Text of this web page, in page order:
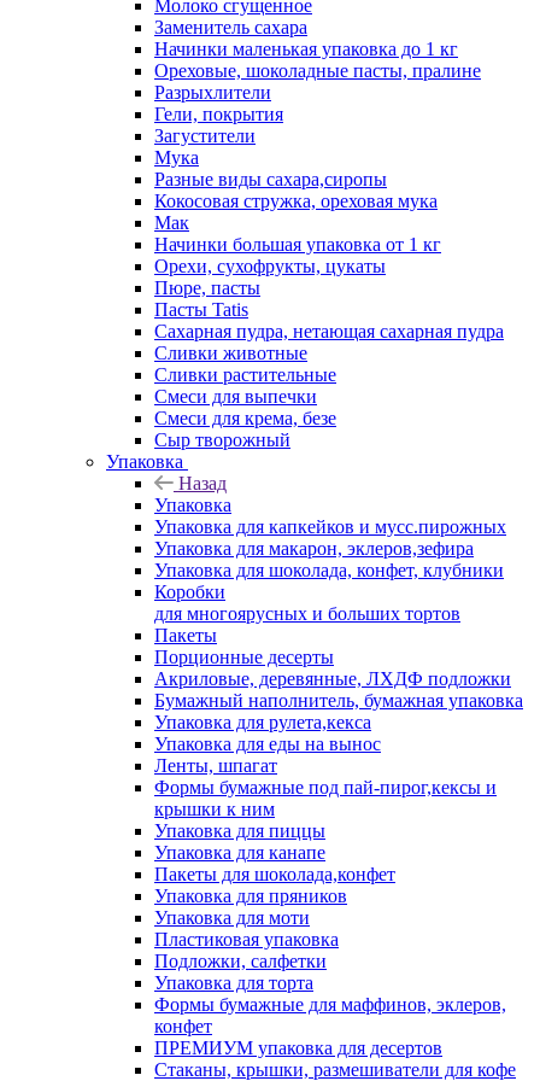
Молоко сгущенное
Заменитель сахара
Начинки маленькая упаковка до 1 кг
Ореховые, шоколадные пасты, пралине
Разрыхлители
Гели, покрытия
Загустители
Мука
Разные виды сахара,сиропы
Кокосовая стружка, ореховая мука
Мак
Начинки большая упаковка от 1 кг
Орехи, сухофрукты, цукаты
Пюре, пасты
Пасты Tatis
Сахарная пудра, нетающая сахарная пудра
Сливки животные
Сливки растительные
Смеси для выпечки
Смеси для крема, безе
Сыр творожный
Упаковка
Назад
Упаковка
Упаковка для капкейков и мусс.пирожных
Упаковка для макарон, эклеров,зефира
Упаковка для шоколада, конфет, клубники
Коробки
для многоярусных и больших тортов
Пакеты
Порционные десерты
Акриловые, деревянные, ЛХДФ подложки
Бумажный наполнитель, бумажная упаковка
Упаковка для рулета,кекса
Упаковка для еды на вынос
Ленты, шпагат
Формы бумажные под пай-пирог,кексы и
крышки к ним
Упаковка для пиццы
Упаковка для канапе
Пакеты для шоколада,конфет
Упаковка для пряников
Упаковка для моти
Пластиковая упаковка
Подложки, салфетки
Упаковка для торта
Формы бумажные для маффинов, эклеров,
конфет
ПРЕМИУМ упаковка для десертов
Стаканы, крышки, размешиватели для кофе